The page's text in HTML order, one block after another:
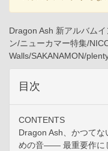
Dragon Ash 新アルバム
ン/ニューカマー特集/
Walls/SAKANAMON/
目次
CONTENTS
Dragon Ash、かつて
めの音―― 最重要作に